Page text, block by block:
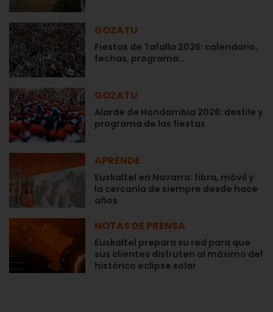
GOZATU
Fiestas de Tafalla 2026: calendario,
fechas, programa…
GOZATU
Alarde de Hondarribia 2026: desfile y
programa de las fiestas
APRENDE
Euskaltel en Navarra: fibra, móvil y
la cercanía de siempre desde hace
años
NOTAS DE PRENSA
Euskaltel prepara su red para que
sus clientes disfruten al máximo del
histórico eclipse solar